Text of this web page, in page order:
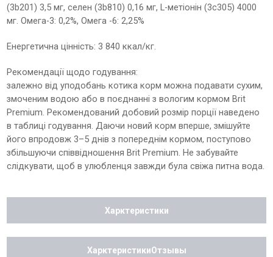
(3b201) 3,5 мг, селен (3b810) 0,16 мг, L-метіонін (3c305) 4000
мг. Омега-3: 0,2%, Омега -6: 2,25%
Енергетична цінність: 3 840 ккал/кг.
Рекомендації щодо годування:
залежно від уподобань котика корм можна подавати сухим,
змоченим водою або в поєднанні з вологим кормом Brit
Premium. Рекомендований добовий розмір порції наведено
в таблиці годування. Даючи новий корм вперше, змішуйте
його впродовж 3–5 днів з попереднім кормом, поступово
збільшуючи співвідношення Brit Premium. Не забувайте
слідкувати, щоб в улюбленця завжди була свіжа питна вода.
Харктеристики
ХарктеристикиОтзывы